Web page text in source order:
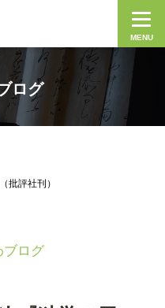
MENU
ログ
批評社刊）
ブログ